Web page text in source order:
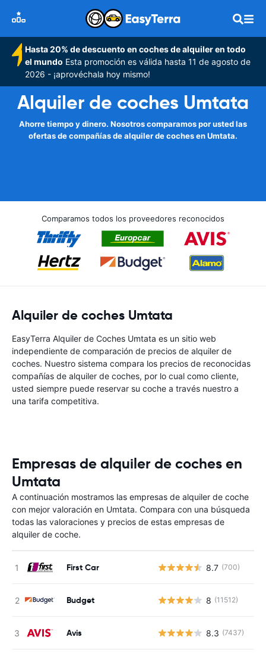
Hasta 20% de descuento en coches de alquiler en todo
el mundo Esta promoción es válida hasta 11 de agosto de
2026 - ¡aprovéchala hoy mismo!
Alquiler de coches Umtata
Ahorre tiempo y dinero. Nosotros comparamos por usted las
ofertas de compañías de alquiler de coches en Umtata.
Comparamos todos los proveedores reconocidos
Alquiler de coches Umtata
EasyTerra Alquiler de Coches Umtata es un sitio web
independiente de comparación de precios de alquiler de
coches. Nuestro sistema compara los precios de reconocidas
compañías de alquiler de coches, por lo cual como cliente,
usted siempre puede reservar su coche a través nuestro a
una tarifa competitiva.
Empresas de alquiler de coches en
Umtata
A continuación mostramos las empresas de alquiler de coche
con mejor valoración en Umtata. Compara con una búsqueda
todas las valoraciones y precios de estas empresas de
alquiler de coche.
First Car 8.7 (700)
Budget 8 (11512)
Avis 8.3 (7437)